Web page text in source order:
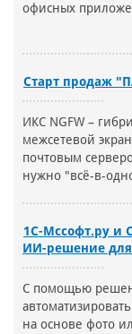
офисных
Старт продаж
ИКС NGFW –
межсетевой
почтовым
нужно "всё-в-
1С-Мссофт.ру и
ИИ-решение для
С помощью
на основе фото